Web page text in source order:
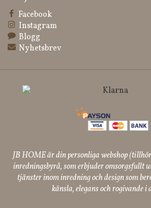
Facebook
Instagram
Blogg
Nyhetsbrev
JB HOME är din personliga webshop
inredningsbyrå, som erbjuder omsorgsfullt
tjänster inom inredning och design som
känsla, elegans och rogivande i